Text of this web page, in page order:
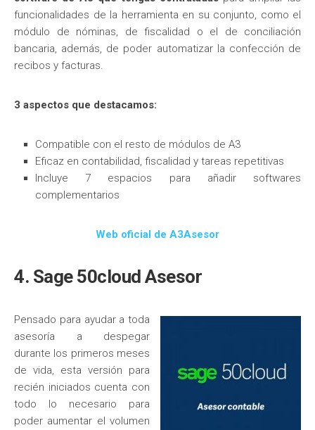
funcionalidades de la herramienta en su conjunto, como el
módulo de nóminas, de fiscalidad o el de conciliación
bancaria, además, de poder automatizar la confección de
recibos y facturas.
3 aspectos que destacamos:
Compatible con el resto de módulos de A3
Eficaz en contabilidad, fiscalidad y tareas repetitivas
Incluye 7 espacios para añadir softwares
complementarios
Web oficial de A3Asesor
4. Sage 50cloud Asesor
Pensado para ayudar a toda
asesoría a despegar
durante los primeros meses
de vida, esta versión para
recién iniciados cuenta con
todo lo necesario para
poder aumentar el volumen